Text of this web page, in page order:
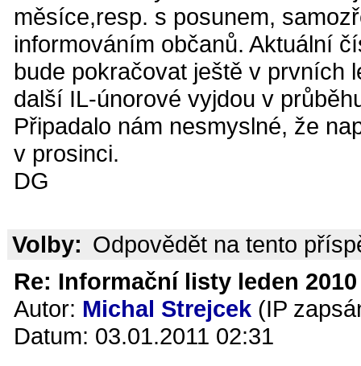
měsíce,resp. s posunem,
informováním občanů. Aktuální
bude pokračovat ještě v prvních
další IL-únorové vyjdou v
Připadalo nám nesmyslné, že
v prosinci.
DG
Volby: Odpovědět na tento
Re: Informační listy leden
Autor: Michal Strejcek (IP
Datum: 03.01.2011 02:31